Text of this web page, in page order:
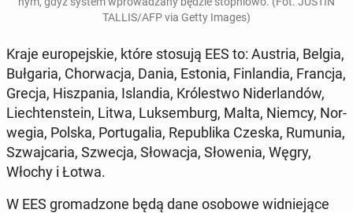
TALLIS/AFP via Getty Images)
Kraje eu­ro­pej­skie, które stosują EES to: Austria, Belgia,
Buł­ga­ria, Chor­wa­cja, Dania, Estonia, Fin­lan­dia, Francja,
Grecja, Hisz­pa­nia, Is­lan­dia, Kró­le­stwo Ni­der­lan­dów,
Liech­ten­ste­in, Litwa, Luk­sem­burg, Malta, Niemcy, Nor­
we­gia, Polska, Por­tu­ga­lia, Re­pu­bli­ka Czeska, Rumunia,
Szwaj­ca­ria, Szwecja, Sło­wa­cja, Sło­we­nia, Węgry,
Włochy i Łotwa.
W EES gro­ma­dzo­ne będą dane osobowe wid­nie­ją­ce